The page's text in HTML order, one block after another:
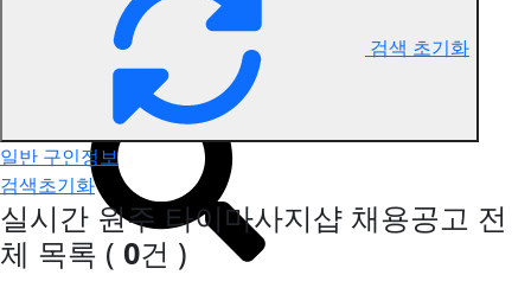
원주 타이마사지 구인정보
검색 초기화
일반 구인정보
검색초기화
실시간 원주 타이마사지샵 채용공고 전
체 목록 ( 0건 )